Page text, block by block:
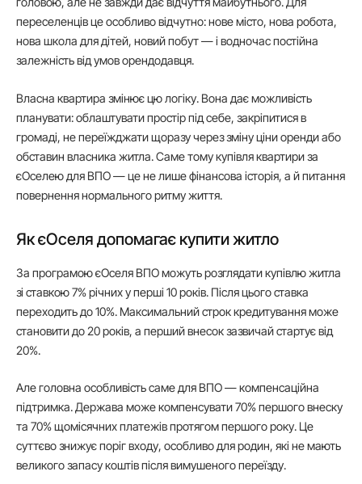
переселенців це особливо відчутно: нове місто, нова робота,
нова школа для дітей, новий побут — і водночас постійна
залежність від умов орендодавця.
Власна квартира змінює цю логіку. Вона дає можливість
планувати: облаштувати простір під себе, закріпитися в
громаді, не переїжджати щоразу через зміну ціни оренди або
обставин власника житла. Саме тому купівля квартири за
єОселею для ВПО — це не лише фінансова історія, а й питання
повернення нормального ритму життя.
Як єОселя допомагає купити житло
За програмою єОселя ВПО можуть розглядати купівлю житла
зі ставкою 7% річних у перші 10 років. Після цього ставка
переходить до 10%. Максимальний строк кредитування може
становити до 20 років, а перший внесок зазвичай стартує від
20%.
Але головна особливість саме для ВПО — компенсаційна
підтримка. Держава може компенсувати 70% першого внеску
та 70% щомісячних платежів протягом першого року. Це
суттєво знижує поріг входу, особливо для родин, які не мають
великого запасу коштів після вимушеного переїзду.